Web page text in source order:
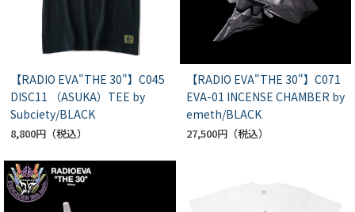
【RADIO EVA"THE 30"】C045
DISC11 （ASUKA）TEE by
Subciety/BLACK
8,800円
【RADIO EVA"THE 30"】C071
EVA-01 INCENSE CHAMBER by
emeth/BLACK
27,500円